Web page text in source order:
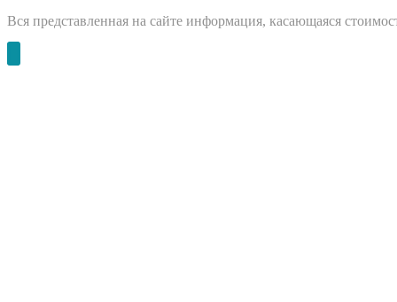
Вся представленная на сайте информация, касающаяся